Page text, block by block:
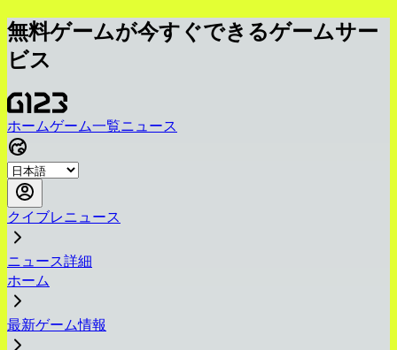
無料ゲームが今すぐできるゲームサー
ビス
ホームゲーム一覧ニュース
クイブレニュース
ニュース詳細
ホーム
最新ゲーム情報